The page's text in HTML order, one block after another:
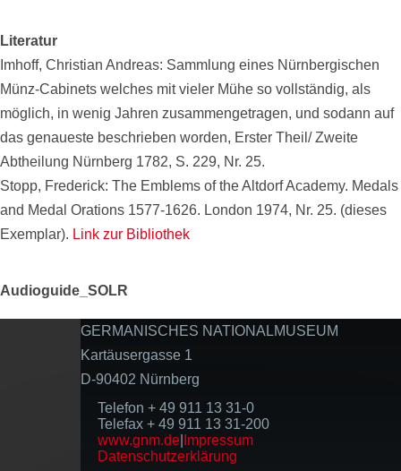
Literatur
Imhoff, Christian Andreas: Sammlung eines Nürnbergischen
Münz-Cabinets welches mit vieler Mühe so vollständig, als
möglich, in wenig Jahren zusammengetragen, und sodann auf
das genaueste beschrieben worden, Erster Theil/ Zweite
Abtheilung Nürnberg 1782, S. 229, Nr. 25.
Stopp, Frederick: The Emblems of the Altdorf Academy. Medals
and Medal Orations 1577-1626. London 1974, Nr. 25. (dieses
Exemplar). Link zur Bibliothek
Audioguide_SOLR
GERMANISCHES NATIONALMUSEUM
Kartäusergasse 1
D-90402 Nürnberg
Telefon + 49 911 13 31-0
Telefax + 49 911 13 31-200
www.gnm.de Impressum
Datenschutzerklärung